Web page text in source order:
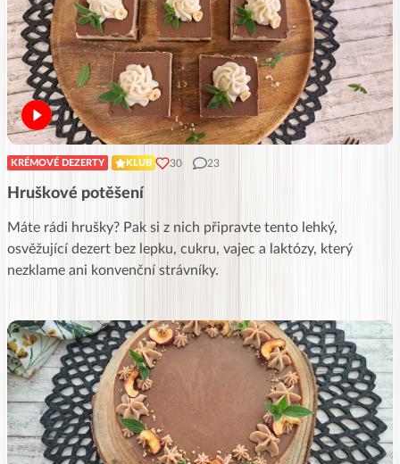
KRÉMOVÉ DEZERTY KLUB 30 23
Hruškové potěšení
Máte rádi hrušky? Pak si z nich připravte tento lehký,
osvěžující dezert bez lepku, cukru, vajec a laktózy, který
nezklame ani konvenční strávníky.